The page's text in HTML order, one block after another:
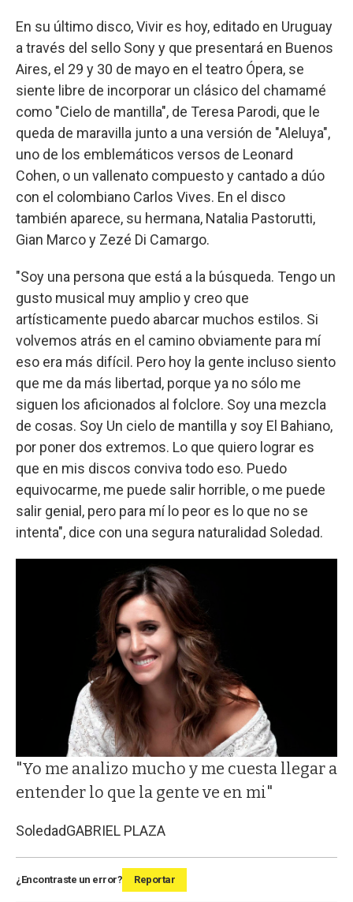
En su último disco, Vivir es hoy, editado en Uruguay
a través del sello Sony y que presentará en Buenos
Aires, el 29 y 30 de mayo en el teatro Ópera, se
siente libre de incorporar un clásico del chamamé
como "Cielo de mantilla", de Teresa Parodi, que le
queda de maravilla junto a una versión de "Aleluya",
uno de los emblemáticos versos de Leonard
Cohen, o un vallenato compuesto y cantado a dúo
con el colombiano Carlos Vives. En el disco
también aparece, su hermana, Natalia Pastorutti,
Gian Marco y Zezé Di Camargo.
"Soy una persona que está a la búsqueda. Tengo un
gusto musical muy amplio y creo que
artísticamente puedo abarcar muchos estilos. Si
volvemos atrás en el camino obviamente para mí
eso era más difícil. Pero hoy la gente incluso siento
que me da más libertad, porque ya no sólo me
siguen los aficionados al folclore. Soy una mezcla
de cosas. Soy Un cielo de mantilla y soy El Bahiano,
por poner dos extremos. Lo que quiero lograr es
que en mis discos conviva todo eso. Puedo
equivocarme, me puede salir horrible, o me puede
salir genial, pero para mí lo peor es lo que no se
intenta", dice con una segura naturalidad Soledad.
"Yo me analizo mucho y me cuesta llegar a
entender lo que la gente ve en mi"
SoledadGABRIEL PLAZA
¿Encontraste un error? Reportar